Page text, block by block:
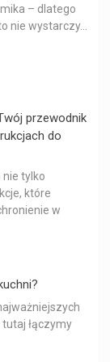
– dlatego
nie wystarczy...
przewodnik
do
tylko
które
w
łączymy